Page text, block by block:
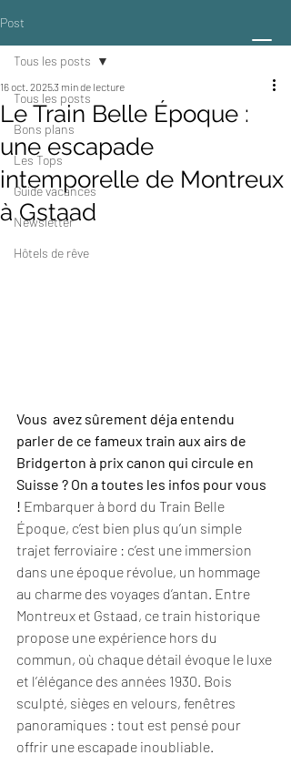
Post
Tous les posts
Bons plans
Les Tops
Guide vacances
Newsletter
Hôtels de rêve
Tous les posts
Le Train Belle Époque :
une escapade
intemporelle de Montreux
à Gstaad
16 oct. 20253 min de lecture
Vous  avez sûrement déja entendu
parler de ce fameux train aux airs de
Bridgerton à prix canon qui circule en
Suisse ? On a toutes les infos pour vous
! Embarquer à bord du Train Belle
Époque, c’est bien plus qu’un simple
trajet ferroviaire : c’est une immersion
dans une époque révolue, un hommage
au charme des voyages d’antan. Entre
Montreux et Gstaad, ce train historique
propose une expérience hors du
commun, où chaque détail évoque le luxe
et l’élégance des années 1930. Bois
sculpté, sièges en velours, fenêtres
panoramiques : tout est pensé pour
offrir une escapade inoubliable.